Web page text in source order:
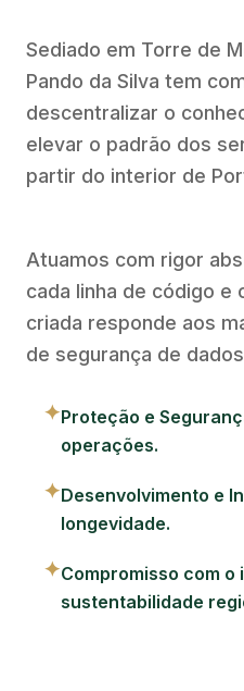
Sediado em Torre de
Pando da Silva tem
descentralizar o
elevar o padrão dos
partir do interior de
Atuamos com rigor
cada linha de código e
criada responde aos
de segurança de
✦Proteção e
operações.
✦Desenvolvimento e
longevidade.
✦Compromisso com
sustentabilidade